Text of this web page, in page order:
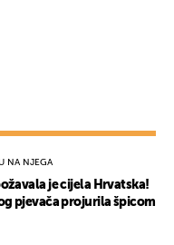
NA NJEGA
je cijela Hrvatska!
pjevača projurila špicom